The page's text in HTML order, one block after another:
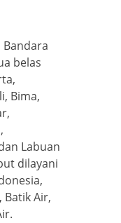
belas
Bima,
Labuan
dilayani
Batik Air,